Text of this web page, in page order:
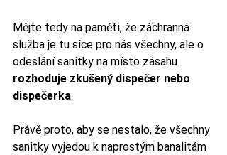
Mějte tedy na paměti, že záchranná
služba je tu sice pro nás všechny, ale o
odeslání sanitky na místo zásahu
rozhoduje zkušený dispečer nebo
dispečerka.
Právě proto, aby se nestalo, že všechny
sanitky vyjedou k naprostým banalitám